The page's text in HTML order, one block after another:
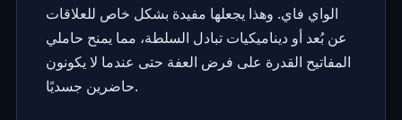
الواي فاي. وهذا يجعلها مفيدة بشكل خاص للعلاقات
عن بُعد أو ديناميكيات تبادل السلطة، مما يمنح حاملي
المفاتيح القدرة على فرض العفة حتى عندما لا يكونون
حاضرين جسديًا.